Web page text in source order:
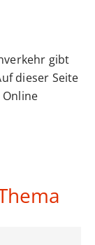
gibt
dieser Seite
Online